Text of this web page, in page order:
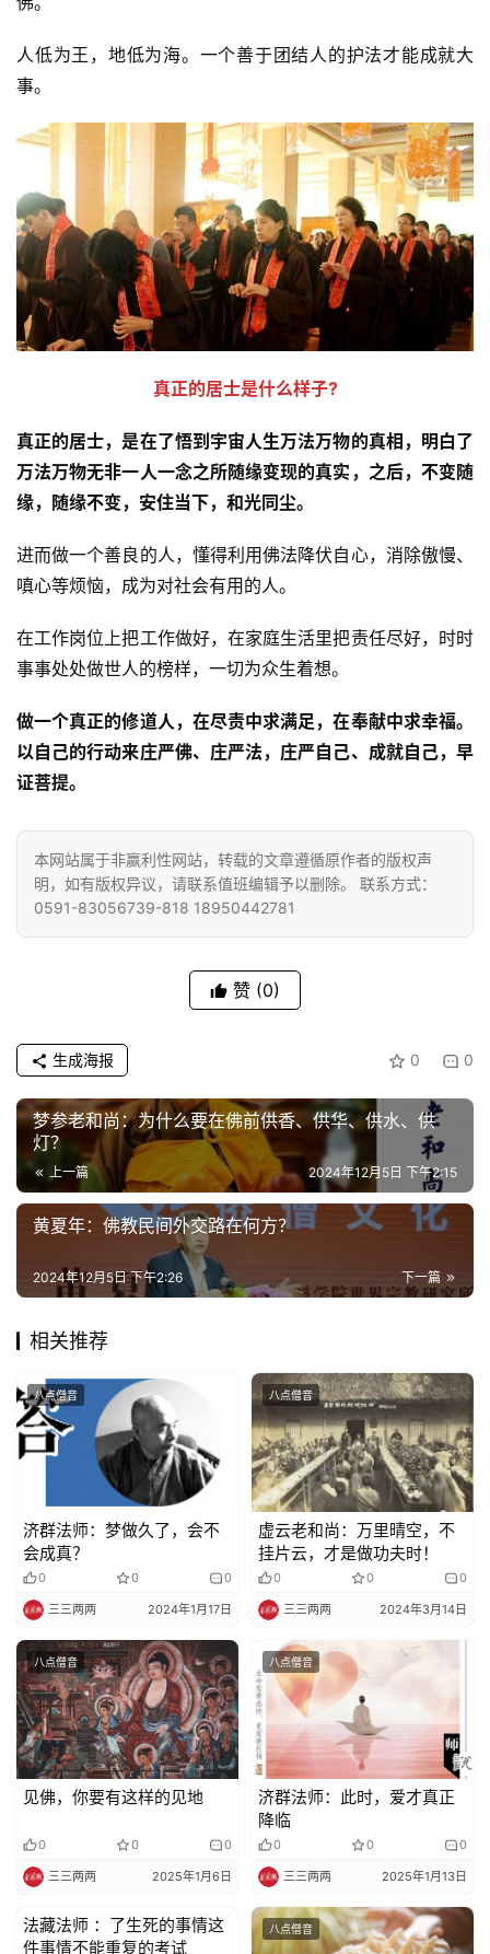
心
菩
专
题
公
益
慈
佛
教
人
寺
巡
礼
视
频
录
佛
策
规
免
责
声
登录 注册
人低为王，地低为海。一个善于团结人的护法才能成就大
事。
真正的居士是什么样子?
真正的居士，是在了悟到宇宙人生万法万物的真相，明白了
万法万物无非一人一念之所随缘变现的真实，之后，不变随
缘，随缘不变，安住当下，和光同尘。
进而做一个善良的人，懂得利用佛法降伏自心，消除傲慢、
嗔心等烦恼，成为对社会有用的人。
在工作岗位上把工作做好，在家庭生活里把责任尽好，时时
事事处处做世人的榜样，一切为众生着想。
做一个真正的修道人，在尽责中求满足，在奉献中求幸福。
以自己的行动来庄严佛、庄严法，庄严自己、成就自己，早
证菩提。
本网站属于非赢利性网站，转载的文章遵循原作者的版权声
明，如有版权异议，请联系值班编辑予以删除。 联系方式：
0591-83056739-818 18950442781
赞 (0)
0 0
生成海报
梦参老和尚：为什么要在佛前供香、供华、供水、供
灯？
上一篇 2024年12月5日 下午2:15
黄夏年：佛教民间外交路在何方？
下一篇
2024年12月5日 下午2:26
相关推荐
八点僧音
济群法师：梦做久了，会不
会成真？
0 0 0
三三两两 2024年1月17日
八点僧音
虚云老和尚：万里晴空，不
挂片云，才是做功夫时！
0 0 0
三三两两 2024年3月14日
八点僧音
见佛，你要有这样的见地
0 0 0
三三两两 2025年1月6日
八点僧音
济群法师：此时，爱才真正
降临
0 0 0
三三两两 2025年1月13日
八点僧音
法藏法师 ：了生死的事情这
件事情不能重复的考试
八点僧音